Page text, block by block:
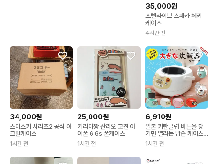
35,000원
스텔라이브 스페카 체키
케이스
4시간 전
34,000원
스미스키 시리즈2 공식 아
크릴케이스
1시간 전
25,000원
키리미짱 산리오 고전 아
이폰 6 6s 폰케이스
1시간 전
6,910원
일본 키탄클럽 버튼을 당
기면 열리는 밥솥 케이스
피규어 미니어처 가챠
1시간 전